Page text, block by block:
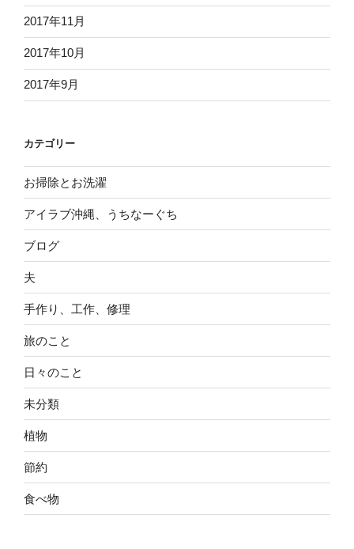
2017年11月
2017年10月
2017年9月
カテゴリー
お掃除とお洗濯
アイラブ沖縄、うちなーぐち
ブログ
夫
手作り、工作、修理
旅のこと
日々のこと
未分類
植物
節約
食べ物